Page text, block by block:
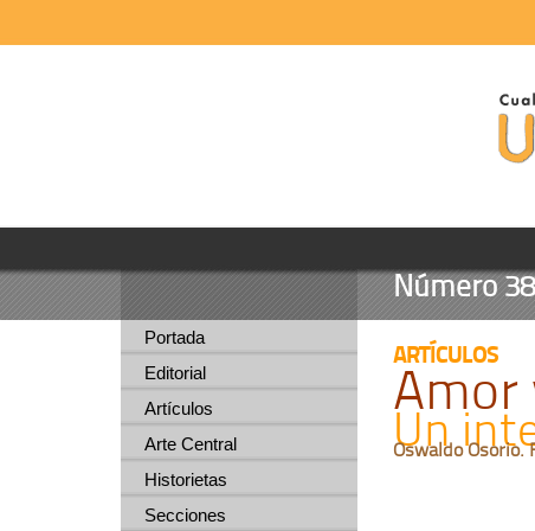
Número 38
Portada
Editorial
Artículos
Arte Central
Historietas
Secciones
ARTÍCULOS
Amor
Un
Oswaldo Osorio.